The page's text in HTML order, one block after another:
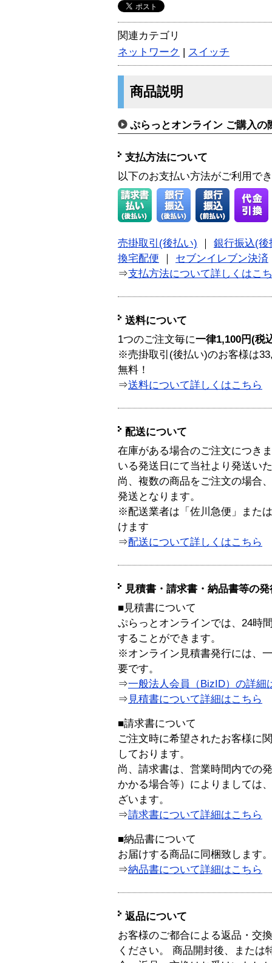
関連カテゴリ
ネットワーク | スイッチ
商品説明
ぷらっとオンライン ご購入の
支払方法について
以下のお支払い方法がご利用で
売掛取引(後払い)
銀行振込(後
換宅配便
セブンイレブン決済
⇒支払方法について詳しくはこ
送料について
1つのご注文毎に一律1,100円(税
※売掛取引(後払い)のお客様は
無料！
⇒送料について詳しくはこちら
配送について
在庫がある場合のご注文につき
いる発送日にて当社より発送い
尚、複数の商品をご注文の場合
発送となります。
※配送業者は「佐川急便」また
けます
⇒配送について詳しくはこちら
見積書・請求書・納品書等の
■見積書について
ぷらっとオンラインでは、24時
することができます。
※オンライン見積書発行には、
要です。
⇒一般法人会員（BizID）の詳細
⇒ 見積書について詳細はこちら
■請求書について
ご注文時に希望されたお客様に
しております。
尚、請求書は、営業時間内での
かかる場合等）によりましては
ざいます。
⇒請求書について詳細はこちら
■納品書について
お届けする商品に同梱致します。
⇒納品書について詳細はこちら
返品について
お客様のご都合による返品・交
ください。 商品開封後、または